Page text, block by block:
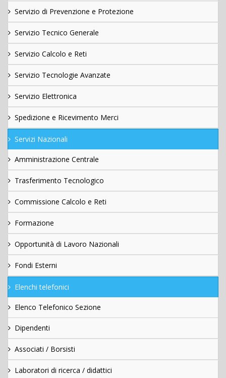
Servizio di Prevenzione e Protezione
Servizio Tecnico Generale
Servizio Calcolo e Reti
Servizio Tecnologie Avanzate
Servizio Elettronica
Spedizione e Ricevimento Merci
Servizi Nazionali
Amministrazione Centrale
Trasferimento Tecnologico
Commissione Calcolo e Reti
Formazione
Opportunità di Lavoro Nazionali
Fondi Esterni
Elenchi telefonici
Elenco Telefonico Sezione
Dipendenti
Associati / Borsisti
Laboratori di ricerca / didattici